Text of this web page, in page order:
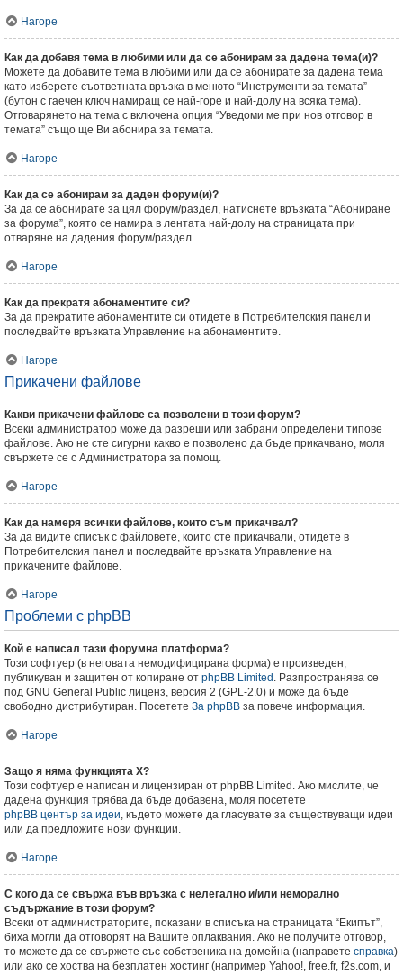
Нагоре
Как да добавя тема в любими или да се абонирам за дадена тема(и)?
Можете да добавите тема в любими или да се абонирате за дадена тема
като изберете съответната връзка в менюто “Инструменти за темата”
(бутон с гаечен ключ намиращ се най-горе и най-долу на всяка тема).
Отговарянето на тема с включена опция “Уведоми ме при нов отговор в
темата” също ще Ви абонира за темата.
Нагоре
Как да се абонирам за даден форум(и)?
За да се абонирате за цял форум/раздел, натиснете връзката “Абониране
за форума”, която се намира в лентата най-долу на страницата при
отваряне на дадения форум/раздел.
Нагоре
Как да прекратя абонаментите си?
За да прекратите абонаментите си отидете в Потребителския панел и
последвайте връзката Управление на абонаментите.
Нагоре
Прикачени файлове
Какви прикачени файлове са позволени в този форум?
Всеки администратор може да разреши или забрани определени типове
файлове. Ако не сте сигурни какво е позволено да бъде прикачвано, моля
свържете се с Администратора за помощ.
Нагоре
Как да намеря всички файлове, които съм прикачвал?
За да видите списък с файловете, които сте прикачвали, отидете в
Потребителския панел и последвайте връзката Управление на
прикачените файлове.
Нагоре
Проблеми с phpBB
Кой е написал тази форумна платформа?
Този софтуер (в неговата немодифицирана форма) е произведен,
публикуван и защитен от копиране от phpBB Limited . Разпространява се
под GNU General Public лиценз, версия 2 (GPL-2.0) и може да бъде
свободно дистрибутиран. Посетете За phpBB за повече информация.
Нагоре
Защо я няма функцията X?
Този софтуер е написан и лицензиран от phpBB Limited. Ако мислите, че
дадена функция трябва да бъде добавена, моля посетете
phpBB център за идеи, където можете да гласувате за съществуващи идеи
или да предложите нови функции.
Нагоре
С кого да се свържа във връзка с нелегално и/или неморално
съдържание в този форум?
Всеки от администраторите, показани в списъка на страницата “Екипът”,
биха могли да отговорят на Вашите оплаквания. Ако не получите отговор,
то можете да се свържете със собственика на домейна (направете справка)
или ако се хоства на безплатен хостинг (например Yahoo!, free.fr, f2s.com, и